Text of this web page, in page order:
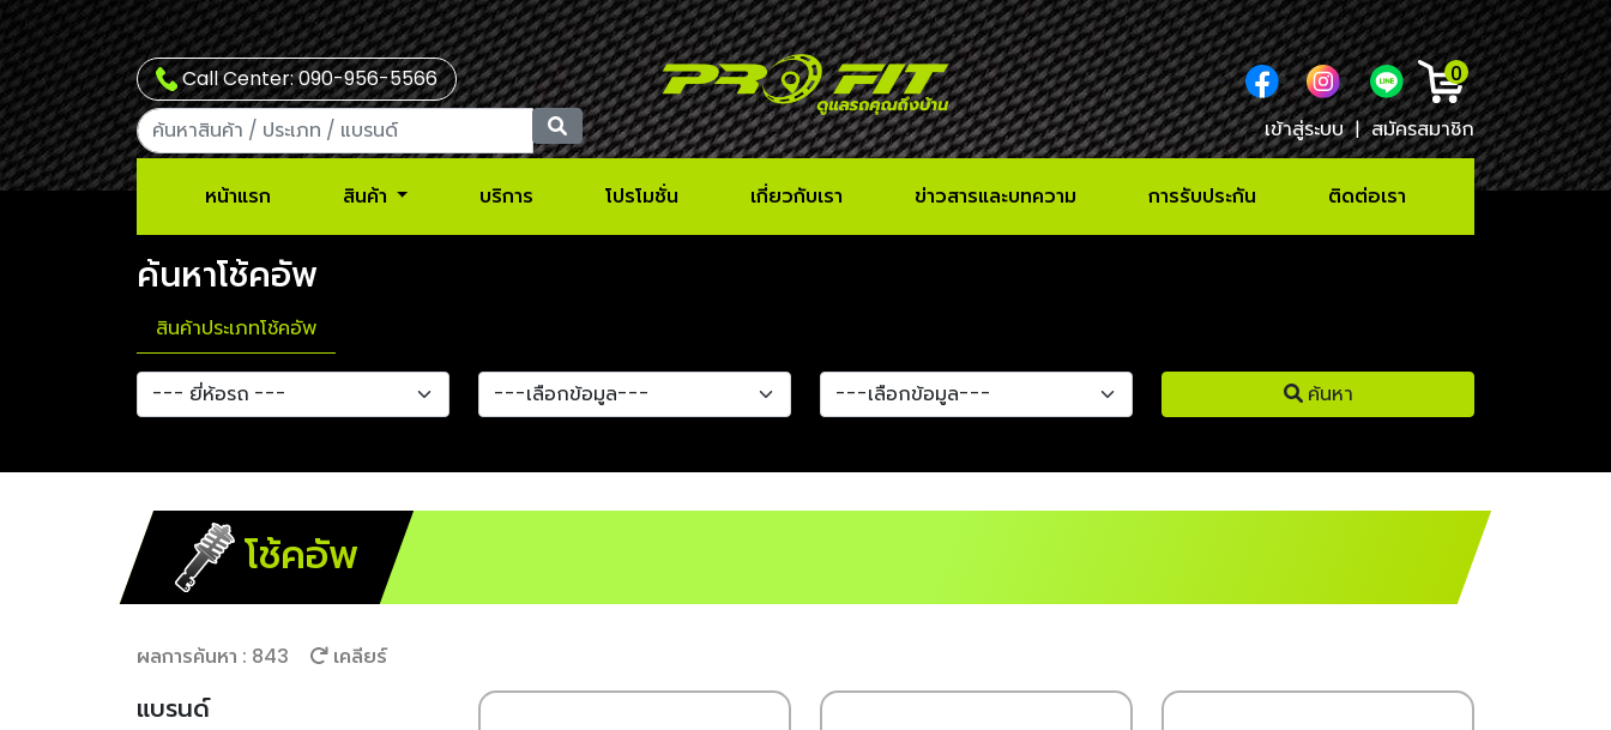
Call Center: 090-956-5566
0
เข้าสู่ระบบ | สมัครสมาชิก
หน้าแรก สินค้า บริการ โปรโมชั่น เกี่ยวกับเรา ข่าวสารและบทความ การรับประกัน ติดต่อเรา
ค้นหาโช้คอัพ
สินค้าประเภทโช้คอัพ
ค้นหา
โช้คอัพ
ผลการค้นหา : 843 เคลียร์
แบรนด์